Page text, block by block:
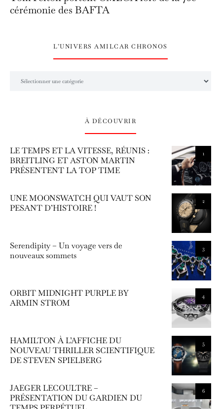
cérémonie des BAFTA
L’UNIVERS AMILCAR CHRONOS
À DÉCOUVRIR
1
LE TEMPS ET LA VITESSE, RÉUNIS :
BREITLING ET ASTON MARTIN
PRÉSENTENT LA TOP TIME
2
UNE MOONSWATCH QUI VAUT SON
PESANT D’HISTOIRE !
3
Serendipity – Un voyage vers de
nouveaux sommets
4
ORBIT MIDNIGHT PURPLE BY
ARMIN STROM
5
HAMILTON À L’AFFICHE DU
NOUVEAU THRILLER SCIENTIFIQUE
DE STEVEN SPIELBERG
6
JAEGER LECOULTRE –
PRÉSENTATION DU GARDIEN DU